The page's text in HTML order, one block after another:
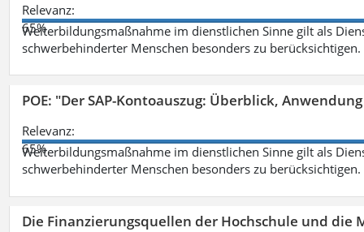
Relevanz:
65%
Weiterbildungsmaßnahme im dienstlichen Sinne gilt als
schwerbehinderter Menschen besonders zu berücksichtigen.
POE: "Der SAP-Kontoauszug: Überblick,
Relevanz:
65%
Weiterbildungsmaßnahme im dienstlichen Sinne gilt als
schwerbehinderter Menschen besonders zu berücksichtigen.
Die Finanzierungsquellen der Hochschule und die